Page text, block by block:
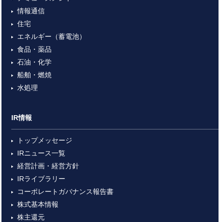
情報通信
住宅
エネルギー（蓄電池）
食品・薬品
石油・化学
船舶・燃焼
水処理
IR情報
トップメッセージ
IRニュース一覧
経営計画・経営方針
IRライブラリー
コーポレートガバナンス報告書
株式基本情報
株主還元